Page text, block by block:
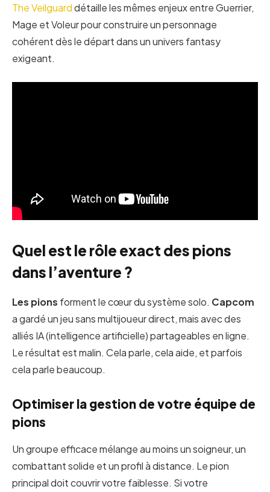
The Veilguarddétaille les mêmes enjeux entre Guerrier,
Mage et Voleur pour construire un personnage
cohérent dès le départ dans un univers fantasy
exigeant.
Quel est le rôle exact des pions
dans l’aventure ?
Les pions forment le cœur du système solo. Capcom
a gardé un jeu sans multijoueur direct, mais avec des
alliés IA (intelligence artificielle) partageables en ligne.
Le résultat est malin. Cela parle, cela aide, et parfois
cela parle beaucoup.
Optimiser la gestion de votre équipe de
pions
Un groupe efficace mélange au moins un soigneur, un
combattant solide et un profil à distance. Le pion
principal doit couvrir votre faiblesse. Si votre